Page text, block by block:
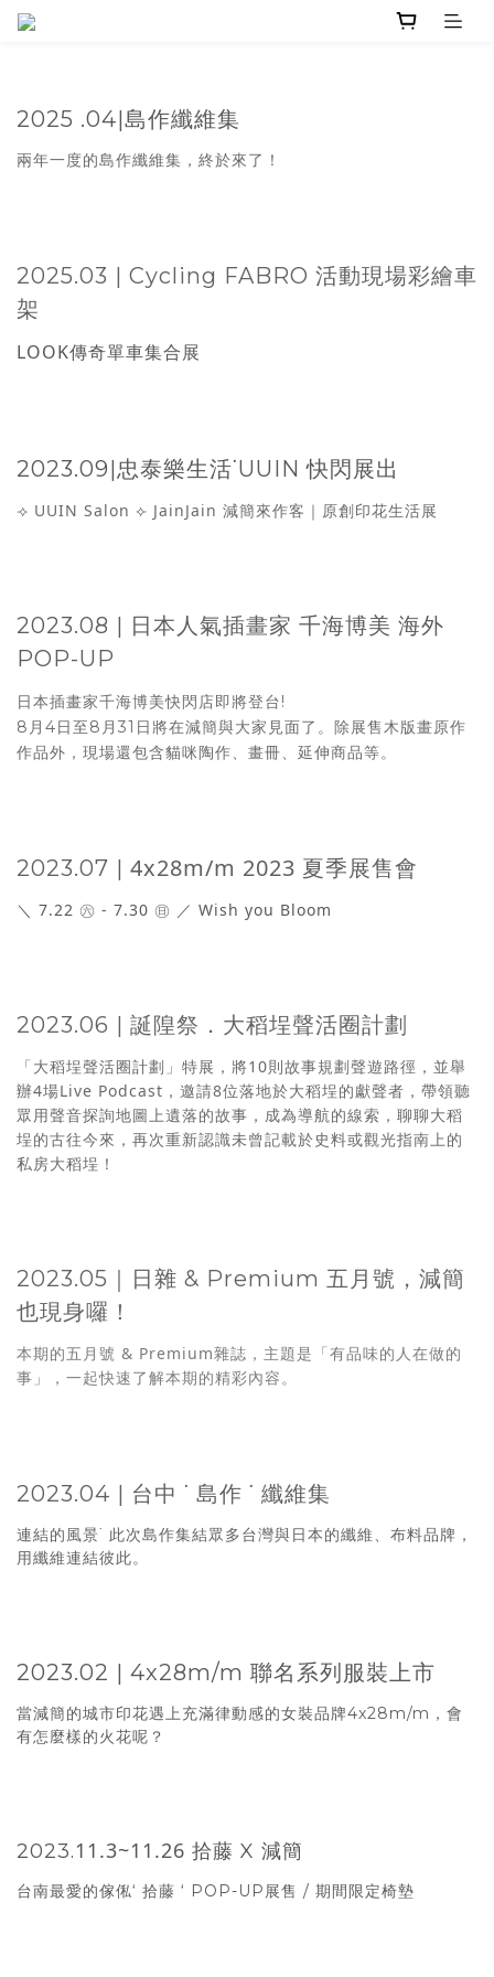
2025 .04|島作纖維集
兩年一度的島作纖維集，終於來了！
2025.03 | Cycling FABRO 活動現場彩繪車
架
LOOK傳奇單車集合展
2023.09|忠泰樂生活˙UUIN 快閃展出
⟢ UUIN Salon ⟣ JainJain 減簡來作客｜原創印花生活展
2023.08 | 日本人氣插畫家 千海博美 海外
POP-UP
日本插畫家千海博美快閃店即將登台!
8月4日至8月31日將在減簡與大家見面了。除展售木版畫原作
作品外，現場還包含貓咪陶作、畫冊、延伸商品等。
2023.07 | 4x28m/m 2023 夏季展售會
＼ 7.22 ㊅ - 7.30 ㊐ ／ Wish you Bloom
2023.06 | 誕隍祭．大稻埕聲活圈計劃
「大稻埕聲活圈計劃」特展，將10則故事規劃聲遊路徑，並舉
辦4場Live Podcast，邀請8位落地於大稻埕的獻聲者，帶領聽
眾用聲音探詢地圖上遺落的故事，成為導航的線索，聊聊大稻
埕的古往今來，再次重新認識未曾記載於史料或觀光指南上的
私房大稻埕！
2023.05｜日雜 & Premium 五月號， 減簡
也現身囉 ！
本期的五月號 & Premium雜誌，主題是「有品味的人在做的
事」，一起快速了解本期的精彩內容。
2023.04 | 台中 ˙ 島作 ˙ 纖維集
連結的風景˙ 此次島作集結眾多台灣與日本的纖維、布料品牌，
用纖維連結彼此。
2023.02 | 4x28m/m 聯名系列服裝上市
當減簡的城市印花遇上充滿律動感的女裝品牌4x28m/m，會
有怎麼樣的火花呢？
2023.11.3~11.26 拾藤 X 減簡
台南最愛的傢俬‘ 拾藤 ‘ POP-UP展售 / 期間限定椅墊